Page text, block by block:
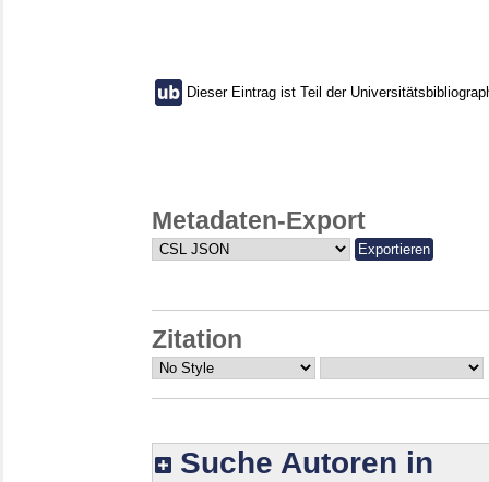
Dieser Eintrag ist Teil der
Metadaten-Export
Zitation
Suche Autoren in